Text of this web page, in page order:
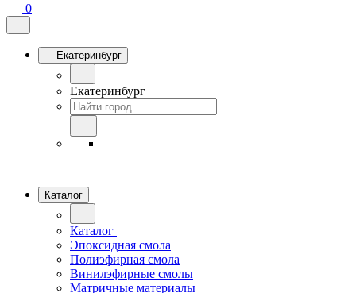
0
Екатеринбург
Екатеринбург
Каталог
Каталог
Эпоксидная смола
Полиэфирная смола
Винилэфирные смолы
Матричные материалы